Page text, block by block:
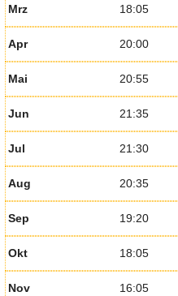
Mrz 18:05
Apr 20:00
Mai 20:55
Jun 21:35
Jul 21:30
Aug 20:35
Sep 19:20
Okt 18:05
Nov 16:05